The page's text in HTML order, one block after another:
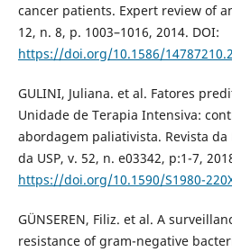
cancer patients. Expert review of
12, n. 8, p. 1003–1016, 2014. DOI:
https://doi.org/10.1586/
GULINI, Juliana. et al. Fatores
Unidade de Terapia Intensiva:
abordagem paliativista. Revista da
da USP, v. 52, n. e03342, p:1-7,
https://doi.org/10.1590/S1980-
GÜNSEREN, Filiz. et al. A
resistance of gram-negative